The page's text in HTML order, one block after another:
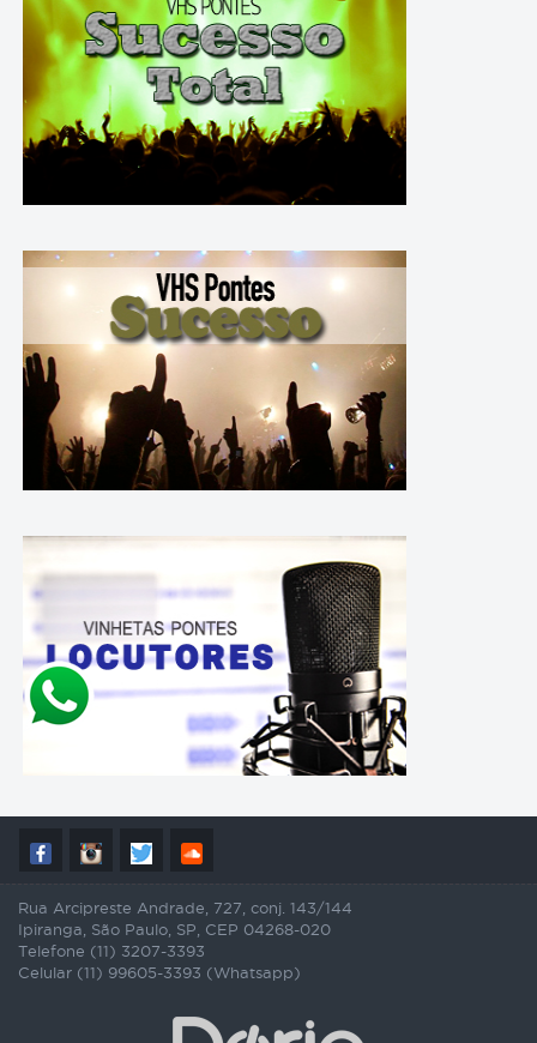
Rua Arcipreste Andrade, 727, conj. 143/144
Ipiranga, São Paulo, SP, CEP 04268-020
Telefone (11) 3207-3393
Celular (11) 99605-3393 (Whatsapp)